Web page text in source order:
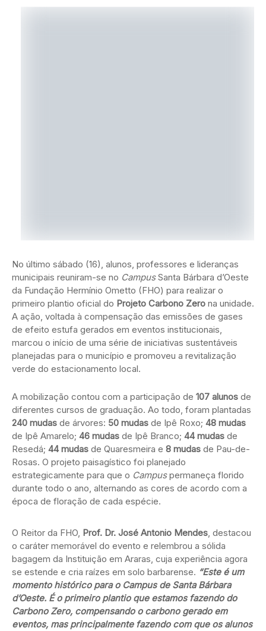
No último sábado (16), alunos, professores e lideranças
municipais reuniram-se no CampusSanta Bárbara d’Oeste
da Fundação Hermínio Ometto (FHO) para realizar o
primeiro plantio oficial do Projeto Carbono Zero na unidade.
A ação, voltada à compensação das emissões de gases
de efeito estufa gerados em eventos institucionais,
marcou o início de uma série de iniciativas sustentáveis
planejadas para o município e promoveu a revitalização
verde do estacionamento local.
A mobilização contou com a participação de 107 alunos de
diferentes cursos de graduação. Ao todo, foram plantadas
240 mudas de árvores: 50 mudas de Ipê Roxo; 48 mudas
de Ipê Amarelo; 46 mudas de Ipê Branco; 44 mudas de
Resedá; 44 mudas de Quaresmeira e 8 mudas de Pau-de-
Rosas. O projeto paisagístico foi planejado
estrategicamente para que o Campuspermaneça florido
durante todo o ano, alternando as cores de acordo com a
época de floração de cada espécie.
O Reitor da FHO, Prof. Dr. José Antonio Mendes, destacou
o caráter memorável do evento e relembrou a sólida
bagagem da Instituição em Araras, cuja experiência agora
se estende e cria raízes em solo barbarense. “Este é um
momento histórico para o Campus de Santa Bárbara
d’Oeste. É o primeiro plantio que estamos fazendo do
Carbono Zero, compensando o carbono gerado em
eventos, mas principalmente fazendo com que os alunos